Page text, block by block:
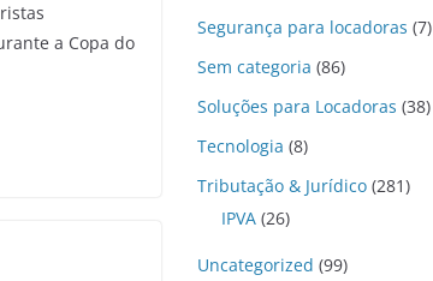
a Copa do
Segurança para locadoras (7)
Sem categoria (86)
Soluções para Locadoras (38)
Tecnologia (8)
Tributação & Jurídico (281)
IPVA (26)
Uncategorized (99)